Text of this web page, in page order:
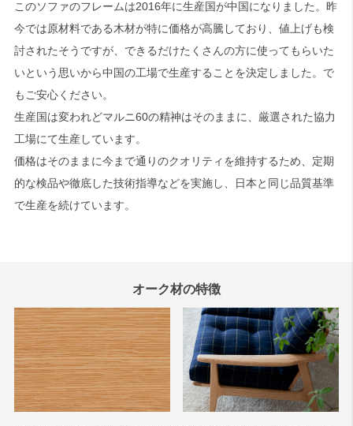
このソファのフレームは2016年に生産国が中国になりました。昨
今では原材料である木材が特に価格が高騰しており、値上げも検
討されたそうですが、できるだけたくさんの方に使ってもらいた
いという思いから中国の工場で生産することを決定しました。で
もご安心ください。
生産国は変われどマルニ60の精神はそのままに、厳選された協力
工場にて生産しています。
価格はそのままに今まで通りのクオリティを維持するため、定期
的な検品や徹底した技術指導などを実施し、日本と同じ品質基準
で生産を続けています。
オーク材の特徴